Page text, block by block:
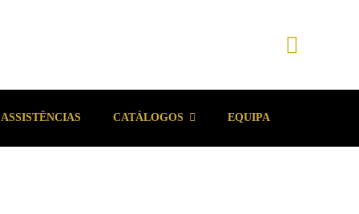
ASSISTÊNCIAS CATÁLOGOS EQUIPA